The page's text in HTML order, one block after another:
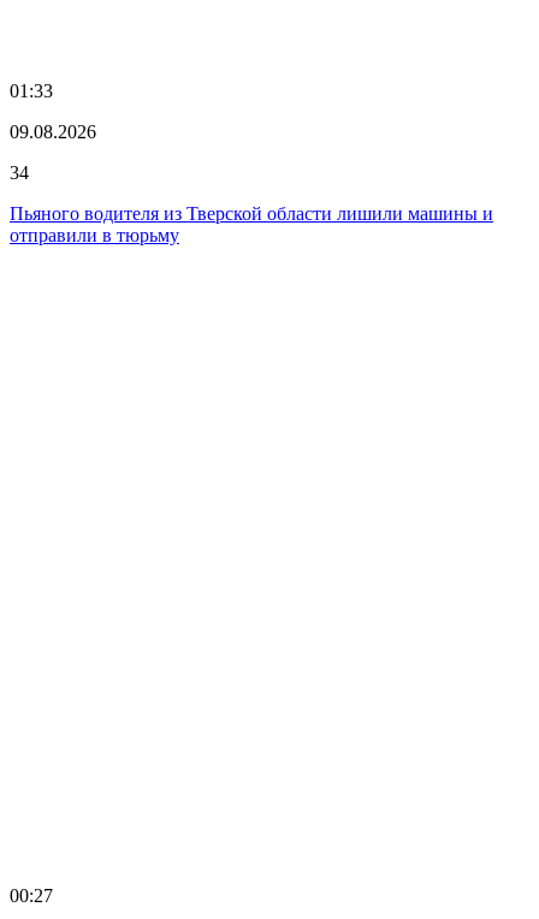
01:33
09.08.2026
34
Пьяного водителя из Тверской области лишили машины и
отправили в тюрьму
00:27